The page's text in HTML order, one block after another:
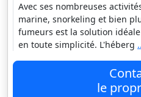
Avec ses nombreuses
marine, snorkeling et bien
fumeurs est la solution
en toute simplicité. L'héberg
le